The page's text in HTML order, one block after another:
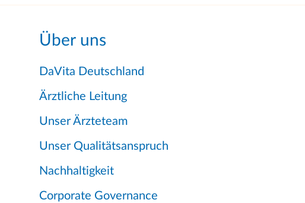
Über uns
DaVita Deutschland
Ärztliche Leitung
Unser Ärzteteam
Unser Qualitätsanspruch
Nachhaltigkeit
Corporate Governance